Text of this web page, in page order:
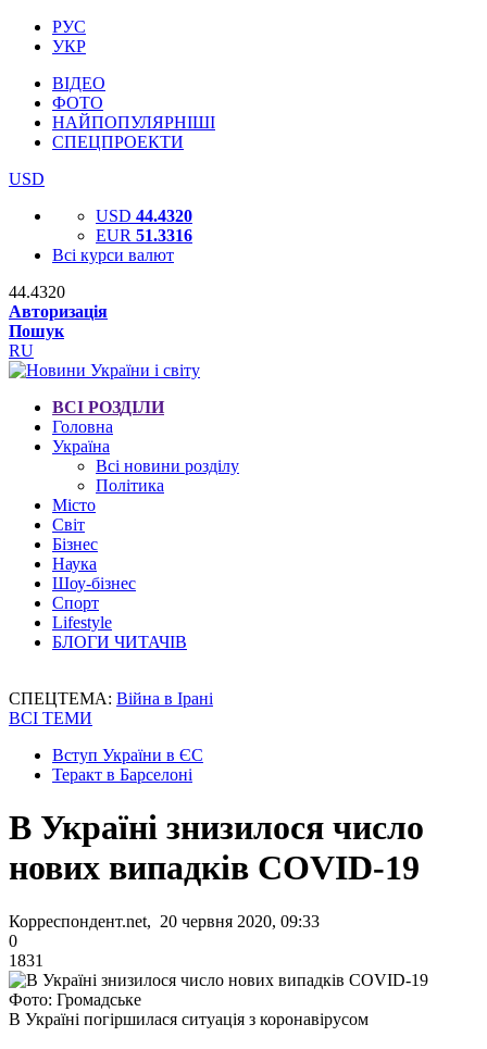
РУС
УКР
ВІДЕО
ФОТО
НАЙПОПУЛЯРНІШІ
СПЕЦПРОЕКТИ
USD
USD 44.4320
EUR 51.3316
Всі курси валют
44.4320
Авторизація
Пошук
RU
ВСІ РОЗДІЛИ
Головна
Україна
Всі новини розділу
Політика
Місто
Світ
Бізнес
Наука
Шоу-бізнес
Спорт
Lifestyle
БЛОГИ ЧИТАЧІВ
СПЕЦТЕМА: Війна в Ірані
ВСІ ТЕМИ
Вступ України в ЄС
Теракт в Барселоні
В Україні знизилося число
нових випадків COVID-19
Корреспондент.net, 20 червня 2020, 09:33
0
1831
Фото: Громадське
В Україні погіршилася ситуація з коронавірусом